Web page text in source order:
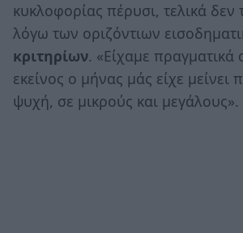
κυκλοφορίας πέρυσι, τελικά δεν
λόγω των οριζόντιων
κριτηρίων. «Είχαμε πραγματικά
εκείνος ο μήνας μάς είχε μείνει
ψυχή, σε μικρούς και μεγάλους».